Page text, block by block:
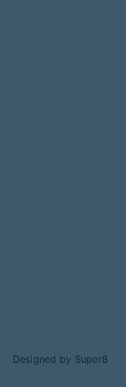
Designed by Super8